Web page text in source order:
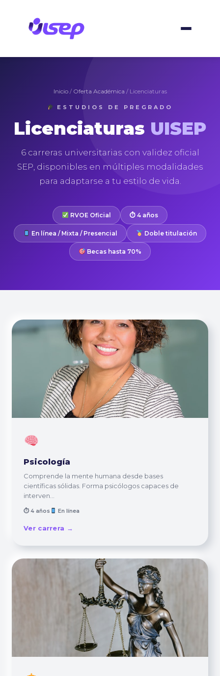
Inicio/ Oferta Académica / Licenciaturas
ESTUDIOS DE PREGRADO
Licenciaturas UISEP
6 carreras universitarias con validez oficial
SEP, disponibles en múltiples modalidades
para adaptarse a tu estilo de vida.
RVOE Oficial ⏱ 4 años
En línea / Mixta / Presencial Doble titulación
Becas hasta 70%
Psicología
Comprende la mente humana desde bases
científicas sólidas. Forma psicólogos capaces de
interven...
⏱ 4 años En línea
Ver carrera →